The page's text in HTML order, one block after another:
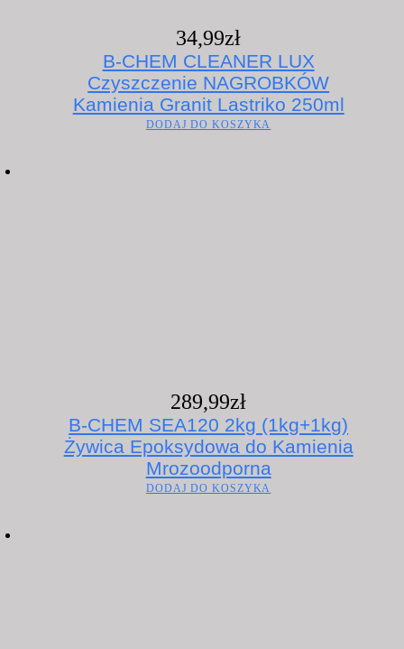
34,99zł
B-CHEM CLEANER LUX
Czyszczenie NAGROBKÓW
Kamienia Granit Lastriko 250ml
DODAJ DO KOSZYKA
289,99zł
B-CHEM SEA120 2kg (1kg+1kg)
Żywica Epoksydowa do Kamienia
Mrozoodporna
DODAJ DO KOSZYKA